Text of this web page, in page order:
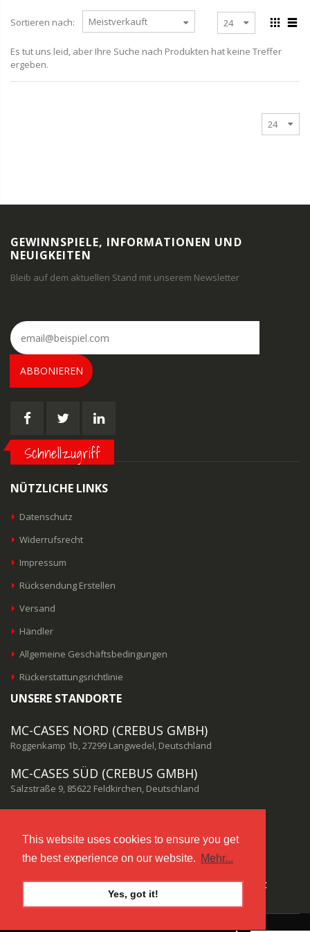
This website uses cookies to ensure you get
the best experience on our website. Mehr...
Yes, got it!
Sortieren nach:
Es tut uns leid, aber Ihre Suche nach Produkten hat keine Treffer
ergeben.
GEWINNSPIELE, INFORMATIONEN UND
NEUIGKEITEN
Bleib auf dem aktuellen Stand mit unserem Newsletter
ABBONIEREN
Schnellzugriff
NÜTZLICHE LINKS
Datenschutz
Widerrufsrecht
Impressum
Rücksendung Erstellen
Versand
Händler
Allgemeine Geschäftsbedingungen
Rückerstattungsrichtlinie
UNSERE STANDORTE
MC-CASES NORD (CREBUS GMBH)
Roggenkamp 1b, 27299 Langwedel, Deutschland
MC-CASES SÜD (CREBUS GMBH)
Salzstraße 9, 85622 Feldkirchen, Deutschland
UNSEREN KUNDENSERVICE ERREICHEN SIE HIER:
oder per Telefon: +49 4232 416 9998